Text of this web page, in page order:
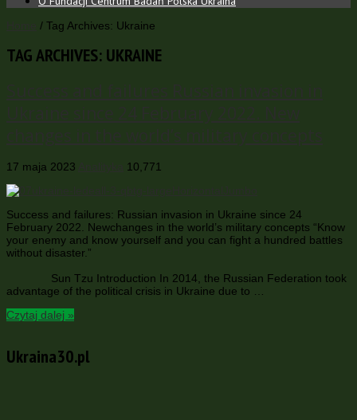
/ Tag Archives: Ukraine
TAG ARCHIVES: UKRAINE
17 maja 2023 10,771
Success and failures: Russian invasion in Ukraine since 24
February 2022. Newchanges in the world’s military concepts “Know
your enemy and know yourself and you can fight a hundred battles
without disaster.”
Sun Tzu Introduction In 2014, the Russian Federation took
advantage of the political crisis in Ukraine due to …
Czytaj dalej »
Ukraina30.pl